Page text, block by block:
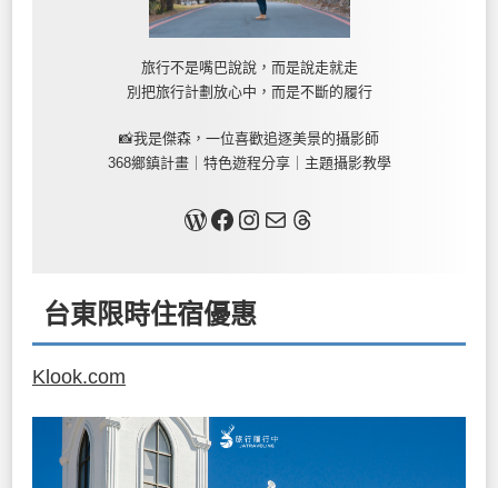
旅行不是嘴巴說說，而是說走就走
別把旅行計劃放心中，而是不斷的履行
📸我是傑森，一位喜歡追逐美景的攝影師
368鄉鎮計畫｜特色遊程分享｜主題攝影教學
關於我Facebook InstagramMail Threads
台東限時住宿優惠
Klook.com